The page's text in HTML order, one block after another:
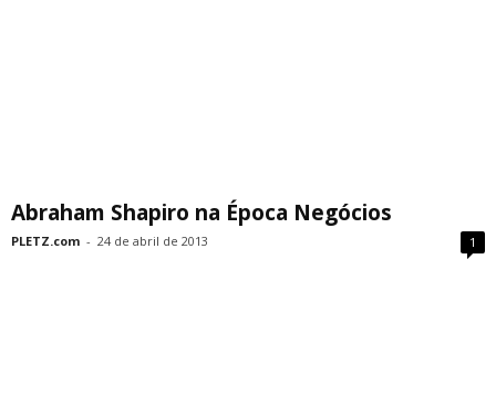
Abraham Shapiro na Época Negócios
PLETZ.com - 24 de abril de 2013 1